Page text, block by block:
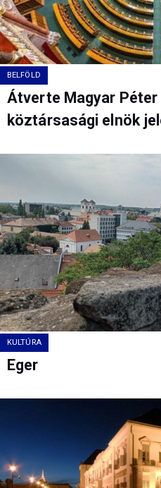
BELFÖLD
Átverte Magyar Péter
köztársasági elnök
KULTÚRA
Eger